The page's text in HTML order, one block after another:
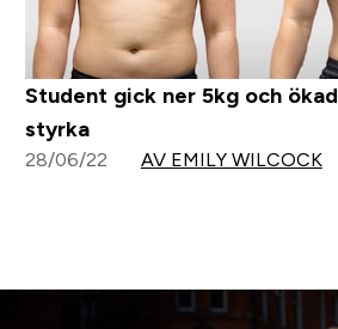
Student gick ner 5kg och
styrka
28/06/22 AV EMILY WILCOCK